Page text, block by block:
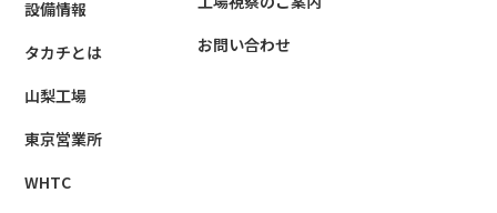
設備情報
タカチとは
お問い合わせ
山梨工場
東京営業所
WHTC